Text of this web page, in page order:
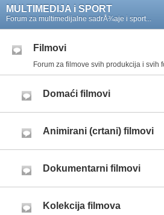
MULTIMEDIJA i SPORT
Forum za multimedijalne sadrÅ¾aje i sport...
Filmovi
Forum za filmove svih produkcija i svih
Domaći filmovi
Animirani (crtani) filmovi
Dokumentarni filmovi
Kolekcija filmova